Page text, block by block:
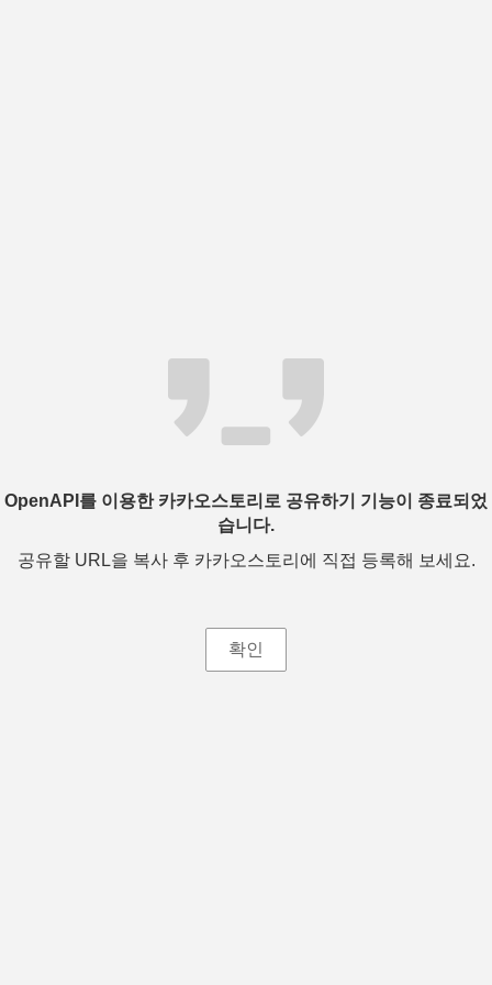
OpenAPI를 이용한 카카오스토리로 공유하기 기능이 종료되었
습니다.
공유할 URL을 복사 후 카카오스토리에 직접 등록해 보세요.
확인